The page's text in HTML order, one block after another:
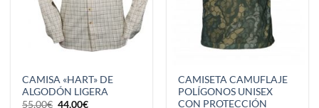
CAMISA «HART» DE
ALGODÓN LIGERA
55,00€ El
44,00€El
CAMISETA CAMUFLAJE
POLÍGONOS UNISEX
CON PROTECCIÓN